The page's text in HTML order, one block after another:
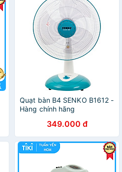
Quạt bàn B4 SENKO B1612 -
Hàng chính hãng
349.000 đ